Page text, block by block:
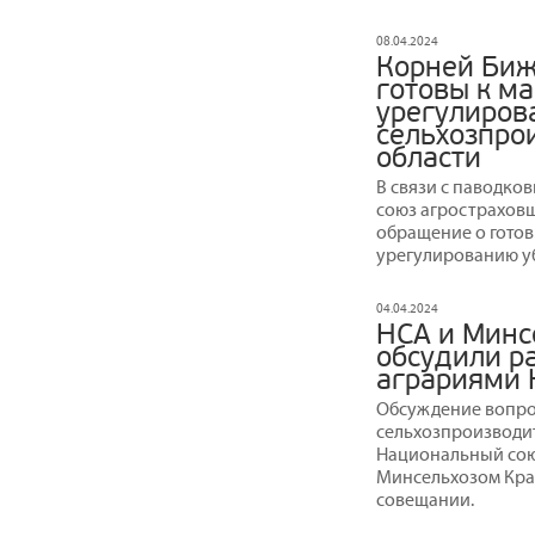
08.04.2024
Корней
готовы к
области
В связи с
союз
обращение о
урегулированию
04.04.2024
НСА и
обсудили
аграриями
Обсуждение
Национальный
Минсельхозом
совещании.